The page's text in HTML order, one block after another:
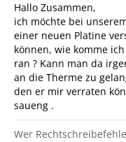
Hallo Zusammen,
ich möchte bei
einer neuen Platine
können, wie komme
ran ? Kann man da
an die Therme zu
den er mir verraten
saueng .
Wer